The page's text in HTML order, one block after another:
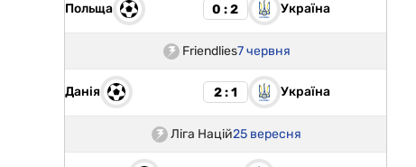
Польща 0 : 2 Україна
Friendlies7 червня
Данія 2 : 1 Україна
Ліга Націй25 вересня